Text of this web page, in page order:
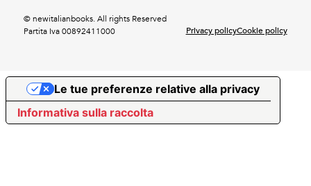
© newitalianbooks. All rights Reserved
Partita Iva 00892411000
Privacy policyCookie policy
Informativa sulla raccolta
Le tue preferenze relative alla privacy